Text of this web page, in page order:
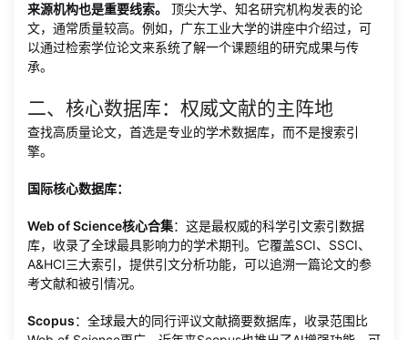
来源机构也是重要线索。
顶尖大学、知名研究机构发表的论
文，通常质量较高。例如，广东工业大学的讲座中介绍过，可
以通过检索学位论文来系统了解一个课题组的研究成果与传
承。
二、核心数据库：权威文献的主阵地
查找高质量论文，首选是专业的学术数据库，而不是搜索引
擎。
国际核心数据库：
Web of Science核心合集：这是最权威的科学引文索引数据
库，收录了全球最具影响力的学术期刊。它覆盖SCI、SSCI、
A&HCI三大索引，提供引文分析功能，可以追溯一篇论文的参
考文献和被引情况。
Scopus：全球最大的同行评议文献摘要数据库，收录范围比